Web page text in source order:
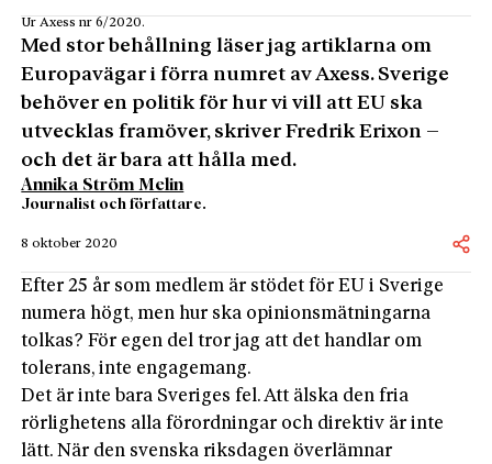
Ur Axess nr 6/2020.
Med stor behållning läser jag artiklarna om
Europavägar i förra numret av Axess. Sverige
behöver en politik för hur vi vill att EU ska
utvecklas framöver, skriver Fredrik Erixon –
och det är bara att hålla med.
Annika Ström Melin
Journalist och författare.
8 oktober 2020
Efter 25 år som medlem är stödet för EU i Sverige
numera högt, men hur ska opinionsmätningarna
tolkas? För egen del tror jag att det handlar om
tolerans, inte engagemang.
Det är inte bara Sveriges fel. Att älska den fria
rörlighetens alla förordningar och direktiv är inte
lätt. När den svenska riksdagen överlämnar